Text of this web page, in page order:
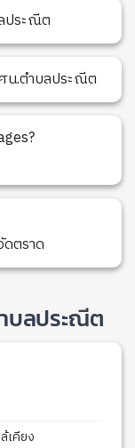
ประณีต
น.ตำบลประณีต
ตราด
บลประณีต
เคียง